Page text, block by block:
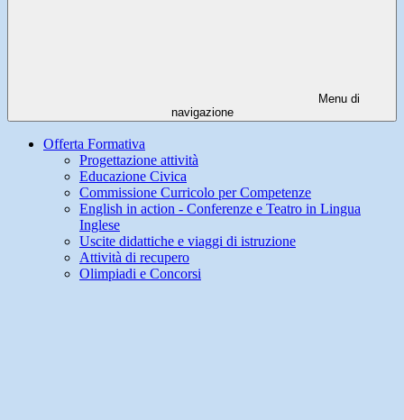
Menu di
navigazione
Offerta Formativa
Progettazione attività
Educazione Civica
Commissione Curricolo per Competenze
English in action - Conferenze e Teatro in Lingua
Inglese
Uscite didattiche e viaggi di istruzione
Attività di recupero
Olimpiadi e Concorsi